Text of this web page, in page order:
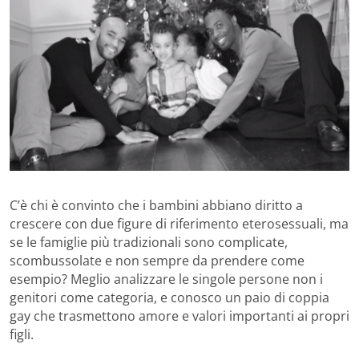
C’è chi è convinto che i bambini abbiano diritto a
crescere con due figure di riferimento eterosessuali, ma
se le famiglie più tradizionali sono complicate,
scombussolate e non sempre da prendere come
esempio? Meglio analizzare le singole persone non i
genitori come categoria, e conosco un paio di coppia
gay che trasmettono amore e valori importanti ai propri
figli.